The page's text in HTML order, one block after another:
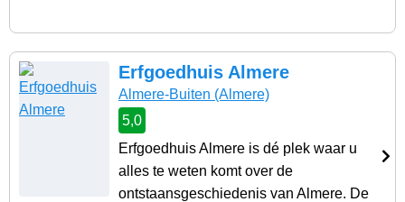
Erfgoedhuis Almere
Almere-Buiten (Almere)
5,0
Erfgoedhuis Almere is dé plek waar u
alles te weten komt over de
ontstaansgeschiedenis van Almere. De